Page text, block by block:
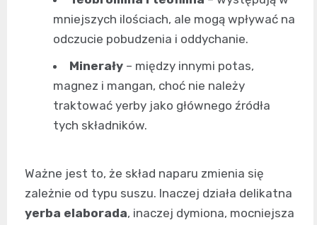
mniejszych ilościach, ale mogą wpływać na
odczucie pobudzenia i oddychanie.
Minerały – między innymi potas,
magnez i mangan, choć nie należy
traktować yerby jako głównego źródła
tych składników.
Ważne jest to, że skład naparu zmienia się
zależnie od typu suszu. Inaczej działa delikatna
yerba elaborada, inaczej dymiona, mocniejsza